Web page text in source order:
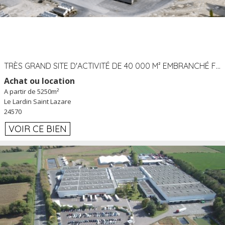
TRÈS GRAND SITE D'ACTIVITÉ DE 40 000 M² EMBRANCHÉ FER AU LARDIN SAINT LAZARE (24) PROCHE A89 À LOUER
Achat ou location
A partir de 5250m²
Le Lardin Saint Lazare
24570
VOIR CE BIEN